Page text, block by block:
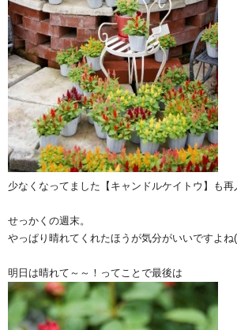
少なくなってました【キャンドルケイトウ】も再
せっかくの週末。
やっぱり晴れてくれたほうが気分がいいですよ
明日は晴れて～～！ってことで最後は